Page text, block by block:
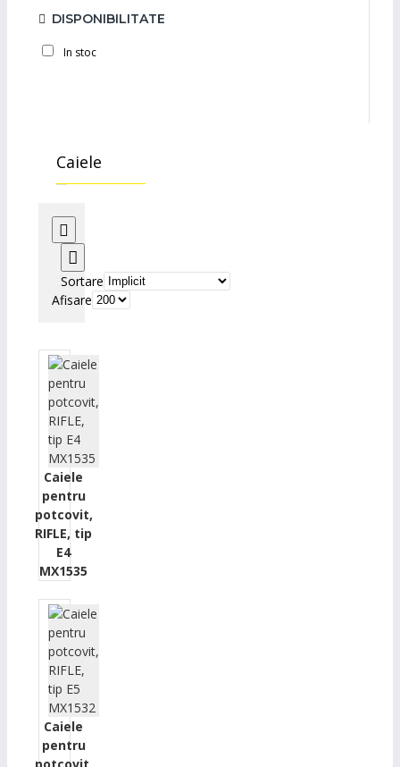
DISPONIBILITATE
In stoc
Caiele
Sortare
Afisare
Caiele
pentru
potcovit,
RIFLE, tip
E4
MX1535
Caiele
pentru